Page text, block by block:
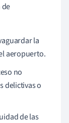
la
aeropuerto.
no
delictivas o
de las